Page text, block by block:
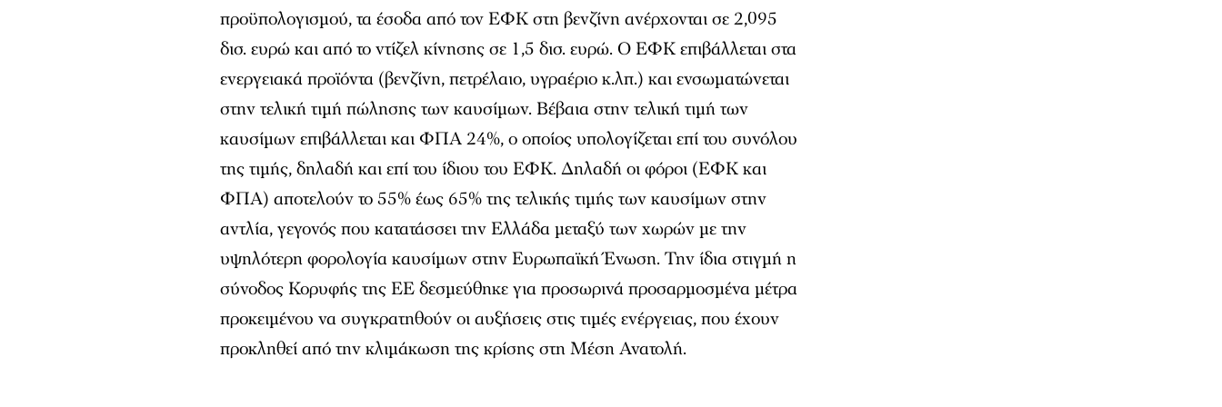
προϋπολογισμού, τα έσοδα από τον ΕΦΚ στη βενζίνη ανέρχονται σε 2,095
δισ. ευρώ και από το ντίζελ κίνησης σε 1,5 δισ. ευρώ. Ο ΕΦΚ επιβάλλεται στα
ενεργειακά προϊόντα (βενζίνη, πετρέλαιο, υγραέριο κ.λπ.) και ενσωματώνεται
στην τελική τιμή πώλησης των καυσίμων. Βέβαια στην τελική τιμή των
καυσίμων επιβάλλεται και ΦΠΑ 24%, ο οποίος υπολογίζεται επί του συνόλου
της τιμής, δηλαδή και επί του ίδιου του ΕΦΚ. Δηλαδή οι φόροι (ΕΦΚ και
ΦΠΑ) αποτελούν το 55% έως 65% της τελικής τιμής των καυσίμων στην
αντλία, γεγονός που κατατάσσει την Ελλάδα μεταξύ των χωρών με την
υψηλότερη φορολογία καυσίμων στην Ευρωπαϊκή Ένωση. Την ίδια στιγμή η
σύνοδος Κορυφής της ΕΕ δεσμεύθηκε για προσωρινά προσαρμοσμένα μέτρα
προκειμένου να συγκρατηθούν οι αυξήσεις στις τιμές ενέργειας, που έχουν
προκληθεί από την κλιμάκωση της κρίσης στη Μέση Ανατολή.